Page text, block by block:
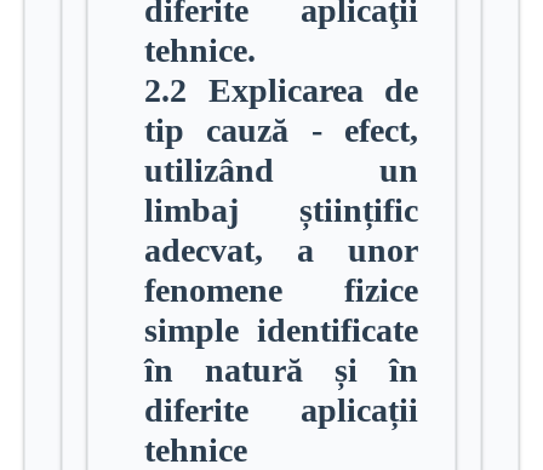
diferite aplicaţii
tehnice.
2.2 Explicarea de
tip cauză - efect,
utilizând un
limbaj științific
adecvat, a unor
fenomene fizice
simple identificate
în natură și în
diferite aplicații
tehnice